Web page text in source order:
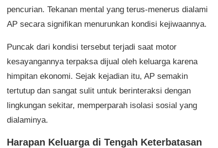
pencurian. Tekanan mental yang terus-menerus dialami
AP secara signifikan menurunkan kondisi kejiwaannya.
Puncak dari kondisi tersebut terjadi saat motor
kesayangannya terpaksa dijual oleh keluarga karena
himpitan ekonomi. Sejak kejadian itu, AP semakin
tertutup dan sangat sulit untuk berinteraksi dengan
lingkungan sekitar, memperparah isolasi sosial yang
dialaminya.
Harapan Keluarga di Tengah Keterbatasan